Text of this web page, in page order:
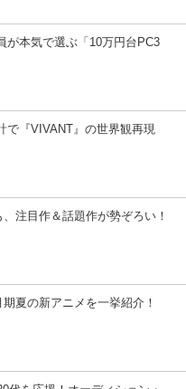
が本気で選ぶ「10万円台PC3
で『VIVANT』の世界観再現
注目作＆話題作が勢ぞろい！
期夏の新アニメを一挙紹介！